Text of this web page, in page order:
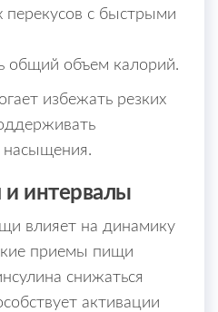
перекусов с быстрыми
общий объем калорий.
избежать резких
насыщения.
интервалы
влияет на динамику
приемы пищи
снижаться
активации